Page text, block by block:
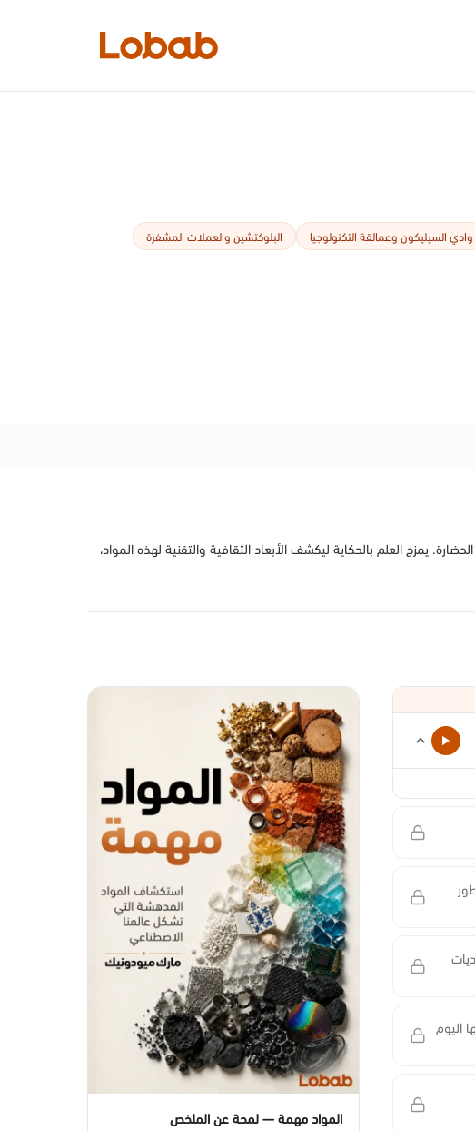
وادي السيليكون وعمالقة التكنولوجيا البلوكتشين والعملات المشفرة
يمزج العلم بالحكاية ليكشف الأبعاد الثقافية والتقنية لهذه المواد،
اليوم
المواد مهمة — لمحة عن الملخص